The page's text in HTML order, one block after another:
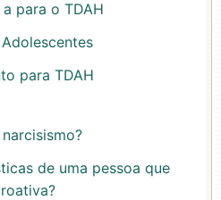
para o TDAH
para TDAH
de uma pessoa que